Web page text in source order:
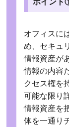
オフィスに
め、セキュ
情報資産が
情報の内容
クセス権を
可能な限り
情報資産を
体を一通り